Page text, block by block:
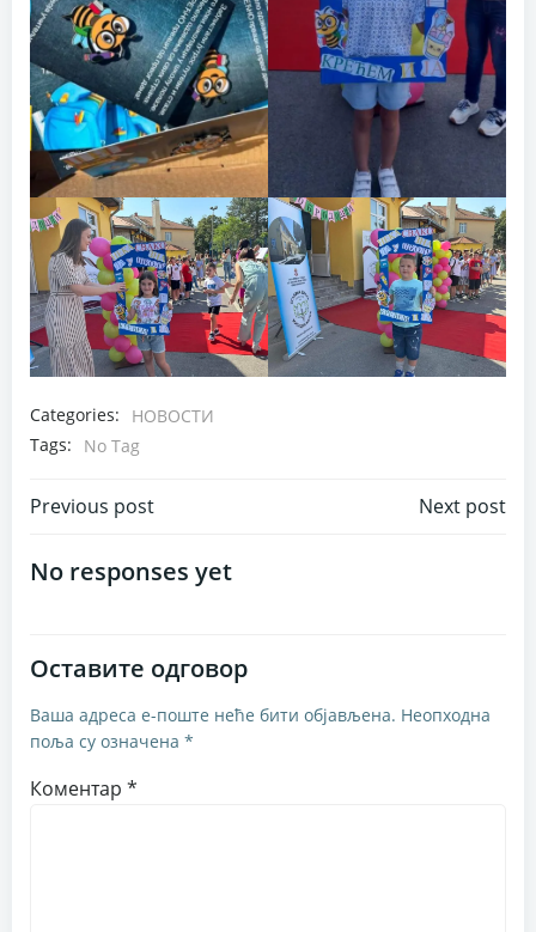
Categories:
НОВОСТИ
Tags:
No Tag
Post
navigation
Previous post Next post
No responses yet
Оставите одговор
Ваша адреса е-поште неће бити објављена. Неопходна
поља су означена *
Коментар *